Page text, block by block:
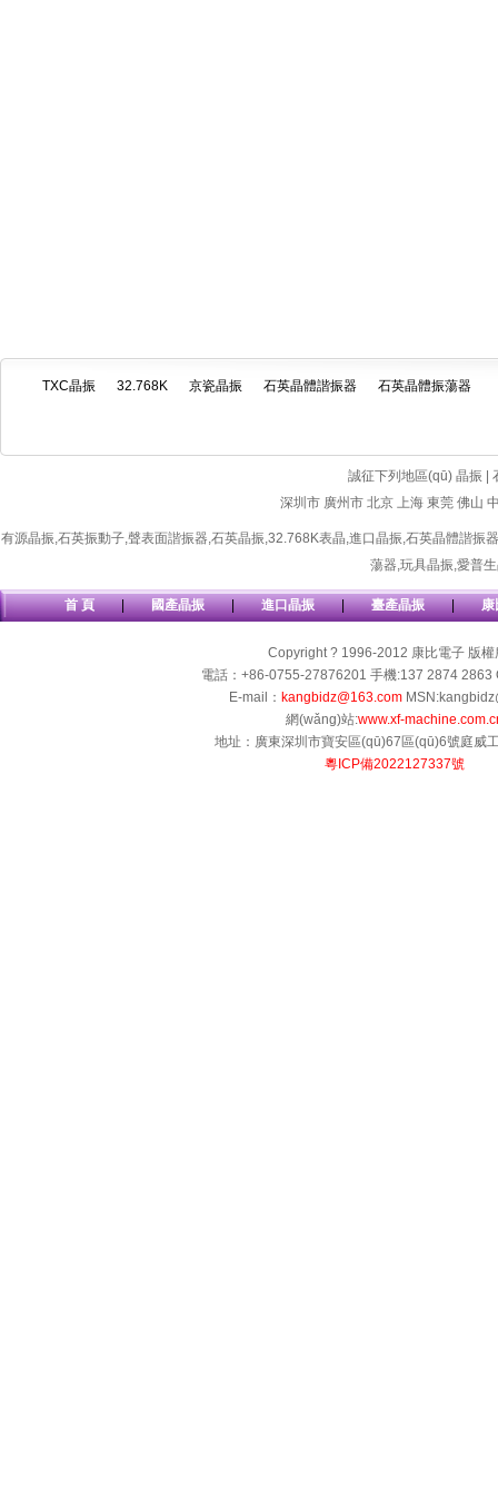
TXC晶振 32.768K 京瓷晶振 石英晶體諧振器 石英晶體振蕩器
誠征下列地區(qū) 晶振 |
深圳市 廣州市 北京 上海 東莞 佛山
有源晶振,石英振動子,聲表面諧振器,石英晶振,32.768K表晶,進口晶振,石英晶體諧振器
蕩器,玩具晶振,愛普
首 頁 | 國產晶振 | 進口晶振 | 臺產晶振 | 康
Copyright ? 1996-2012 康比電子 版權
電話：+86-0755-27876201 手機:137 2874 2863
E-mail： kangbidz@163.com
網(wǎng)站:www.xf-
地址：廣東深圳市寶安區(qū)67區(qū)6號庭威
粵ICP備2022127337號